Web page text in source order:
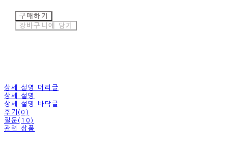
구매하기
장바구니에 담기
상세 설명 머리글
상세 설명
상세 설명 바닥글
후기(0)
질문(10)
관련 상품